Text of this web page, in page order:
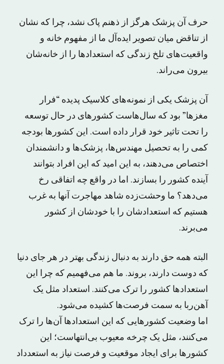
حرف آن پزشک هرگز از ذهنم پاک نشد، چرا که نشان
از تناقض میان تصویر ایده‌آل ما از مفهوم خانه و
واقعیت‌های تلخ زندگی که استعدادها را از خانه‌شان
بیرون می‌راند.
آن پزشک یکی از نمونه‌های کلاسیک پدیده “فرار
مغزها” بود که سال‌هاست کشورهای در حال توسعه
را تحت تاثیر خود قرار داده است. این کشورها بودجه
کمی را به تحصیل مهند‌س‌ها، پزشک‌ها و دانشمندان
اختصاص می‌دهند، به این امید که این افراد بتوانند
آینده کشور را بسازند. اما در واقع چه اتفاقی رخ
می‌دهد؟ ما وحشت‌زده شاهد مهاجرت آنها به غرب
هستیم که استعدادشان را با خودشان از کشور
می‌برند.
البته همه حق دارند به دنبال زندگی بهتر در هر جای دنیا
که دوست دارند، بروند. ما هم می‌فهمیم که چرا این
استعدادها کشور را ترک می‌کنند. استعداد مثل یک
آهن‌ربا به سمت فرصت‌ها کشیده می‌شود.
اما وضعیت کشورهایی که این استعدادها آن‌ها را ترک
می‌کنند، مثل یک چرخه معیوب بی‌انتهاست؛ این
کشورها برای ایجاد موقعیت و فرصت نیاز به استعدداد